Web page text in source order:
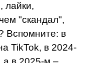
лайки,
"скандал",
Вспомните: в
TikTok, в 2024-